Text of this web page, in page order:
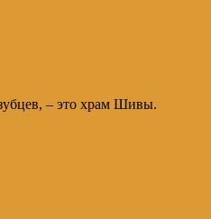
– это храм Шивы.